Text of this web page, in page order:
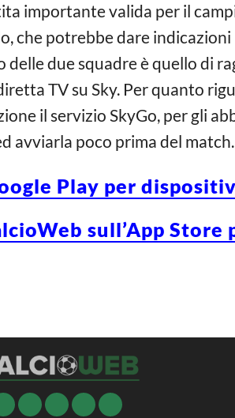
importante valida per il
che potrebbe dare indicazioni
delle due squadre è quello di
TV su Sky. Per quanto
il servizio SkyGo, per gli
avviarla poco prima del match.
Play per
sull’App